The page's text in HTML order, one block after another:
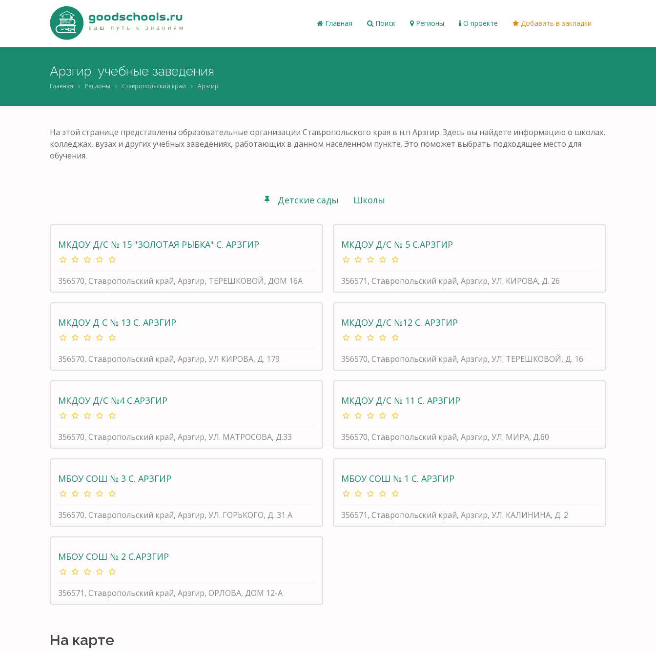
Главная Поиск Регионы О проекте Добавить в закладки
Арзгир, учебные заведения
Главная Регионы Ставропольский край Арзгир
На этой странице представлены образовательные организации Ставропольского края в н.п Арзгир. Здесь вы найдете информацию о школах,
колледжах, вузах и других учебных заведениях, работающих в данном населенном пункте. Это поможет выбрать подходящее место для
обучения.
Детские сады Школы
МКДОУ Д/С № 15 "ЗОЛОТАЯ РЫБКА" С. АРЗГИР
356570, Ставропольский край, Арзгир, ТЕРЕШКОВОЙ, ДОМ 16А
МКДОУ Д/С № 5 С.АРЗГИР
356571, Ставропольский край, Арзгир, УЛ. КИРОВА, Д. 26
МКДОУ Д С № 13 С. АРЗГИР
356570, Ставропольский край, Арзгир, УЛ КИРОВА, Д. 179
МКДОУ Д/С №12 С. АРЗГИР
356570, Ставропольский край, Арзгир, УЛ. ТЕРЕШКОВОЙ, Д. 16
МКДОУ Д/С №4 С.АРЗГИР
356570, Ставропольский край, Арзгир, УЛ. МАТРОСОВА, Д.33
МКДОУ Д/С № 11 С. АРЗГИР
356570, Ставропольский край, Арзгир, УЛ. МИРА, Д.60
МБОУ СОШ № 3 С. АРЗГИР
356570, Ставропольский край, Арзгир, УЛ. ГОРЬКОГО, Д. 31 А
МБОУ СОШ № 1 С. АРЗГИР
356571, Ставропольский край, Арзгир, УЛ. КАЛИНИНА, Д. 2
МБОУ СОШ № 2 С.АРЗГИР
356571, Ставропольский край, Арзгир, ОРЛОВА, ДОМ 12-А
На карте